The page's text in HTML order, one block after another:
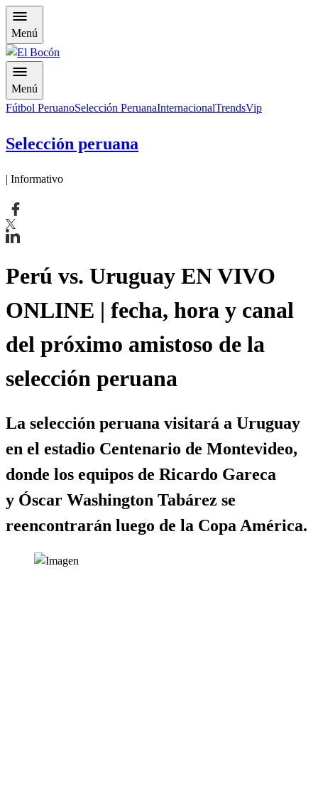
Menú
Menú
Fútbol PeruanoSelección PeruanaInternacionalTrendsVip
Selección peruana
| Informativo
Perú vs. Uruguay EN VIVO
ONLINE | fecha, hora y canal
del próximo amistoso de la
selección peruana
La selección peruana visitará a Uruguay
en el estadio Centenario de Montevideo,
donde los equipos de Ricardo Gareca
y Óscar Washington Tabárez se
reencontrarán luego de la Copa América.